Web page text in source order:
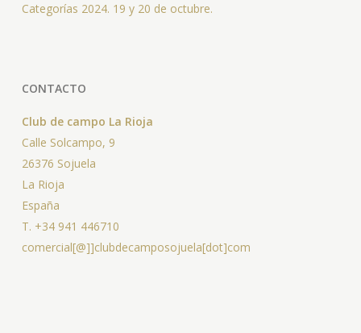
Categorías 2024. 19 y 20 de octubre.
CONTACTO
Club de campo La Rioja
Calle Solcampo, 9
26376 Sojuela
La Rioja
España
T. +34 941 446710
comercial[@]]clubdecamposojuela[dot]com